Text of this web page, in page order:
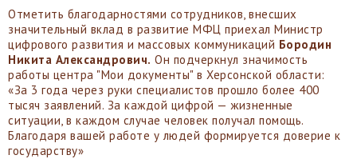
Отметить благодарностями сотрудников, внесших
значительный вклад в развитие МФЦ приехал Министр
цифрового развития и массовых коммуникаций Бородин
Никита Александрович. Он подчеркнул значимость
работы центра "Мои документы" в Херсонской области:
«За 3 года через руки специалистов прошло более 400
тысяч заявлений. За каждой цифрой — жизненные
ситуации, в каждом случае человек получал помощь.
Благодаря вашей работе у людей формируется доверие к
государству»